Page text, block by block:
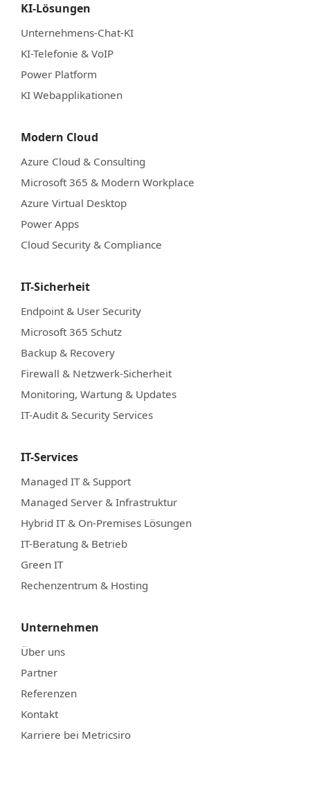
KI-Lösungen
Unternehmens-Chat-KI
KI-Telefonie & VoIP
Power Platform
KI Webapplikationen
Modern Cloud
Azure Cloud & Consulting
Microsoft 365 & Modern Workplace
Azure Virtual Desktop
Power Apps
Cloud Security & Compliance
IT-Sicherheit
Endpoint & User Security
Microsoft 365 Schutz
Backup & Recovery
Firewall & Netzwerk-Sicherheit
Monitoring, Wartung & Updates
IT-Audit & Security Services
IT-Services
Managed IT & Support
Managed Server & Infrastruktur
Hybrid IT & On-Premises Lösungen
IT-Beratung & Betrieb
Green IT
Rechenzentrum & Hosting
Unternehmen
Über uns
Partner
Referenzen
Kontakt
Karriere bei Metricsiro